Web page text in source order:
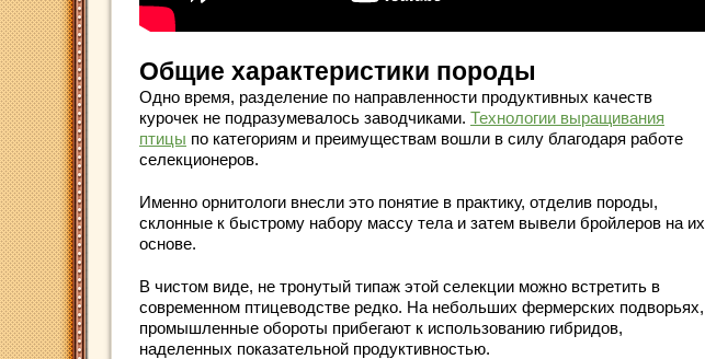
Общие характеристики породы
Одно время, разделение по направленности продуктивных качеств
курочек не подразумевалось заводчиками. Технологии выращивания
птицы по категориям и преимуществам вошли в силу благодаря работе
селекционеров.
Именно орнитологи внесли это понятие в практику, отделив породы,
склонные к быстрому набору массу тела и затем вывели бройлеров на их
основе.
В чистом виде, не тронутый типаж этой селекции можно встретить в
современном птицеводстве редко. На небольших фермерских подворьях,
промышленные обороты прибегают к использованию гибридов,
наделенных показательной продуктивностью.